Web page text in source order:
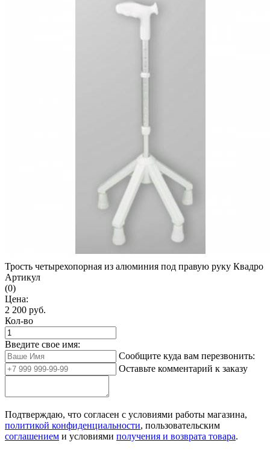
Трость четырехопорная из алюминия под правую руку Квадро
Артикул
(0)
Цена:
2 200 руб.
Кол-во
Введите свое имя:
Сообщите куда вам перезвонить:
Оставьте комментарий к заказу
Подтверждаю, что согласен с условиями работы магазина,
политикой конфиденциальности, пользовательским
соглашением и условиями получения и возврата товара.